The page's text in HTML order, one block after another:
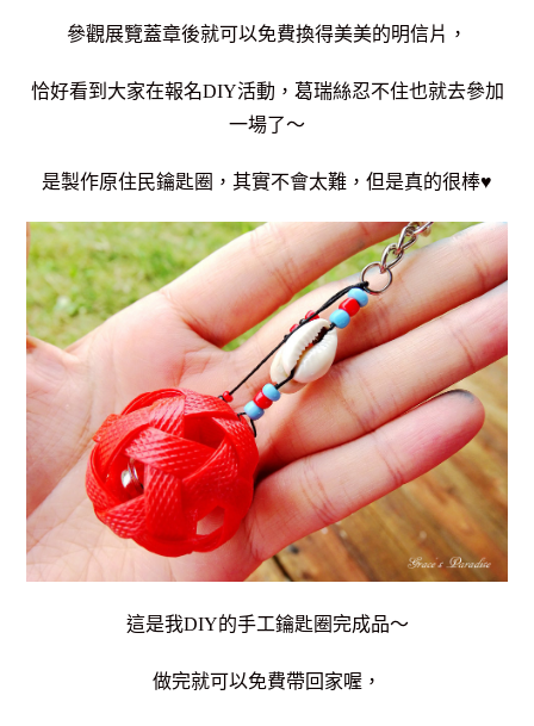
參觀展覽蓋章後就可以免費換得美美的明信片，
恰好看到大家在報名DIY活動，葛瑞絲忍不住也就去參加
一場了～
是製作原住民鑰匙圈，其實不會太難，但是真的很棒♥
這是我DIY的手工鑰匙圈完成品～
做完就可以免費帶回家喔，